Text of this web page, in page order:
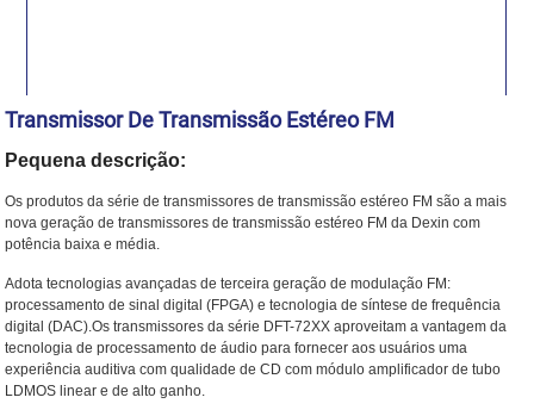
Transmissor De Transmissão Estéreo FM
Pequena descrição:
Os produtos da série de transmissores de transmissão estéreo FM são a mais
nova geração de transmissores de transmissão estéreo FM da Dexin com
potência baixa e média.
Adota tecnologias avançadas de terceira geração de modulação FM:
processamento de sinal digital (FPGA) e tecnologia de síntese de frequência
digital (DAC).Os transmissores da série DFT-72XX aproveitam a vantagem da
tecnologia de processamento de áudio para fornecer aos usuários uma
experiência auditiva com qualidade de CD com módulo amplificador de tubo
LDMOS linear e de alto ganho.